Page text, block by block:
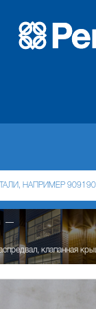
клапанная